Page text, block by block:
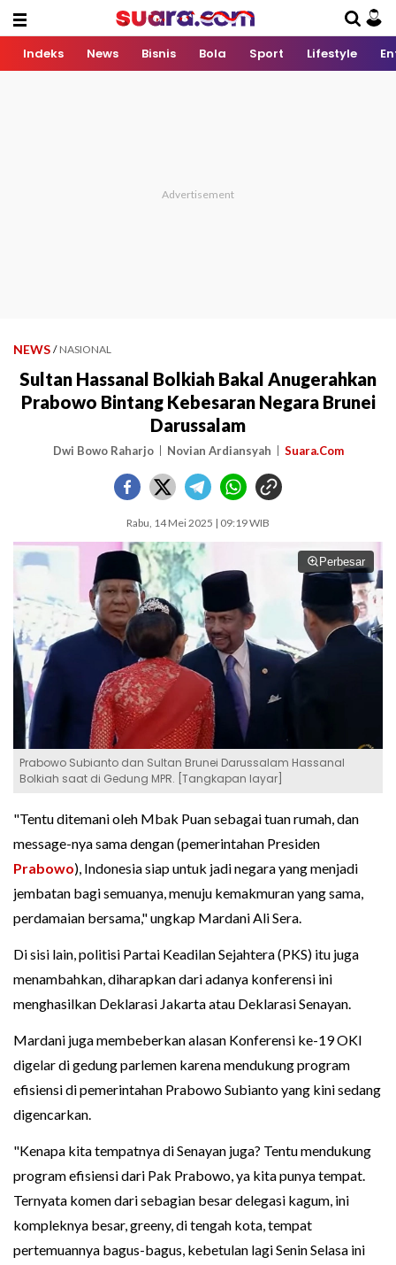
Indeks News Bisnis Bola Sport Lifestyle
NEWS / NASIONAL
Sultan Hassanal Bolkiah Bakal Anugerahkan
Prabowo Bintang Kebesaran Negara Brunei
Darussalam
Dwi Bowo Raharjo Novian Ardiansyah Suara.Com
Rabu, 14 Mei 2025 | 09:19 WIB
Perbesar
Prabowo Subianto dan Sultan Brunei Darussalam Hassanal
Bolkiah saat di Gedung MPR. [Tangkapan layar]
"Tentu ditemani oleh Mbak Puan sebagai tuan rumah, dan
message-nya sama dengan (pemerintahan Presiden
Prabowo), Indonesia siap untuk jadi negara yang menjadi
jembatan bagi semuanya, menuju kemakmuran yang sama,
perdamaian bersama," ungkap Mardani Ali Sera.
Di sisi lain, politisi Partai Keadilan Sejahtera (PKS) itu juga
menambahkan, diharapkan dari adanya konferensi ini
menghasilkan Deklarasi Jakarta atau Deklarasi Senayan.
Mardani juga membeberkan alasan Konferensi ke-19 OKI
digelar di gedung parlemen karena mendukung program
efisiensi di pemerintahan Prabowo Subianto yang kini sedang
digencarkan.
"Kenapa kita tempatnya di Senayan juga? Tentu mendukung
program efisiensi dari Pak Prabowo, ya kita punya tempat.
Ternyata komen dari sebagian besar delegasi kagum, ini
kompleknya besar, greeny, di tengah kota, tempat
pertemuannya bagus-bagus, kebetulan lagi Senin Selasa ini